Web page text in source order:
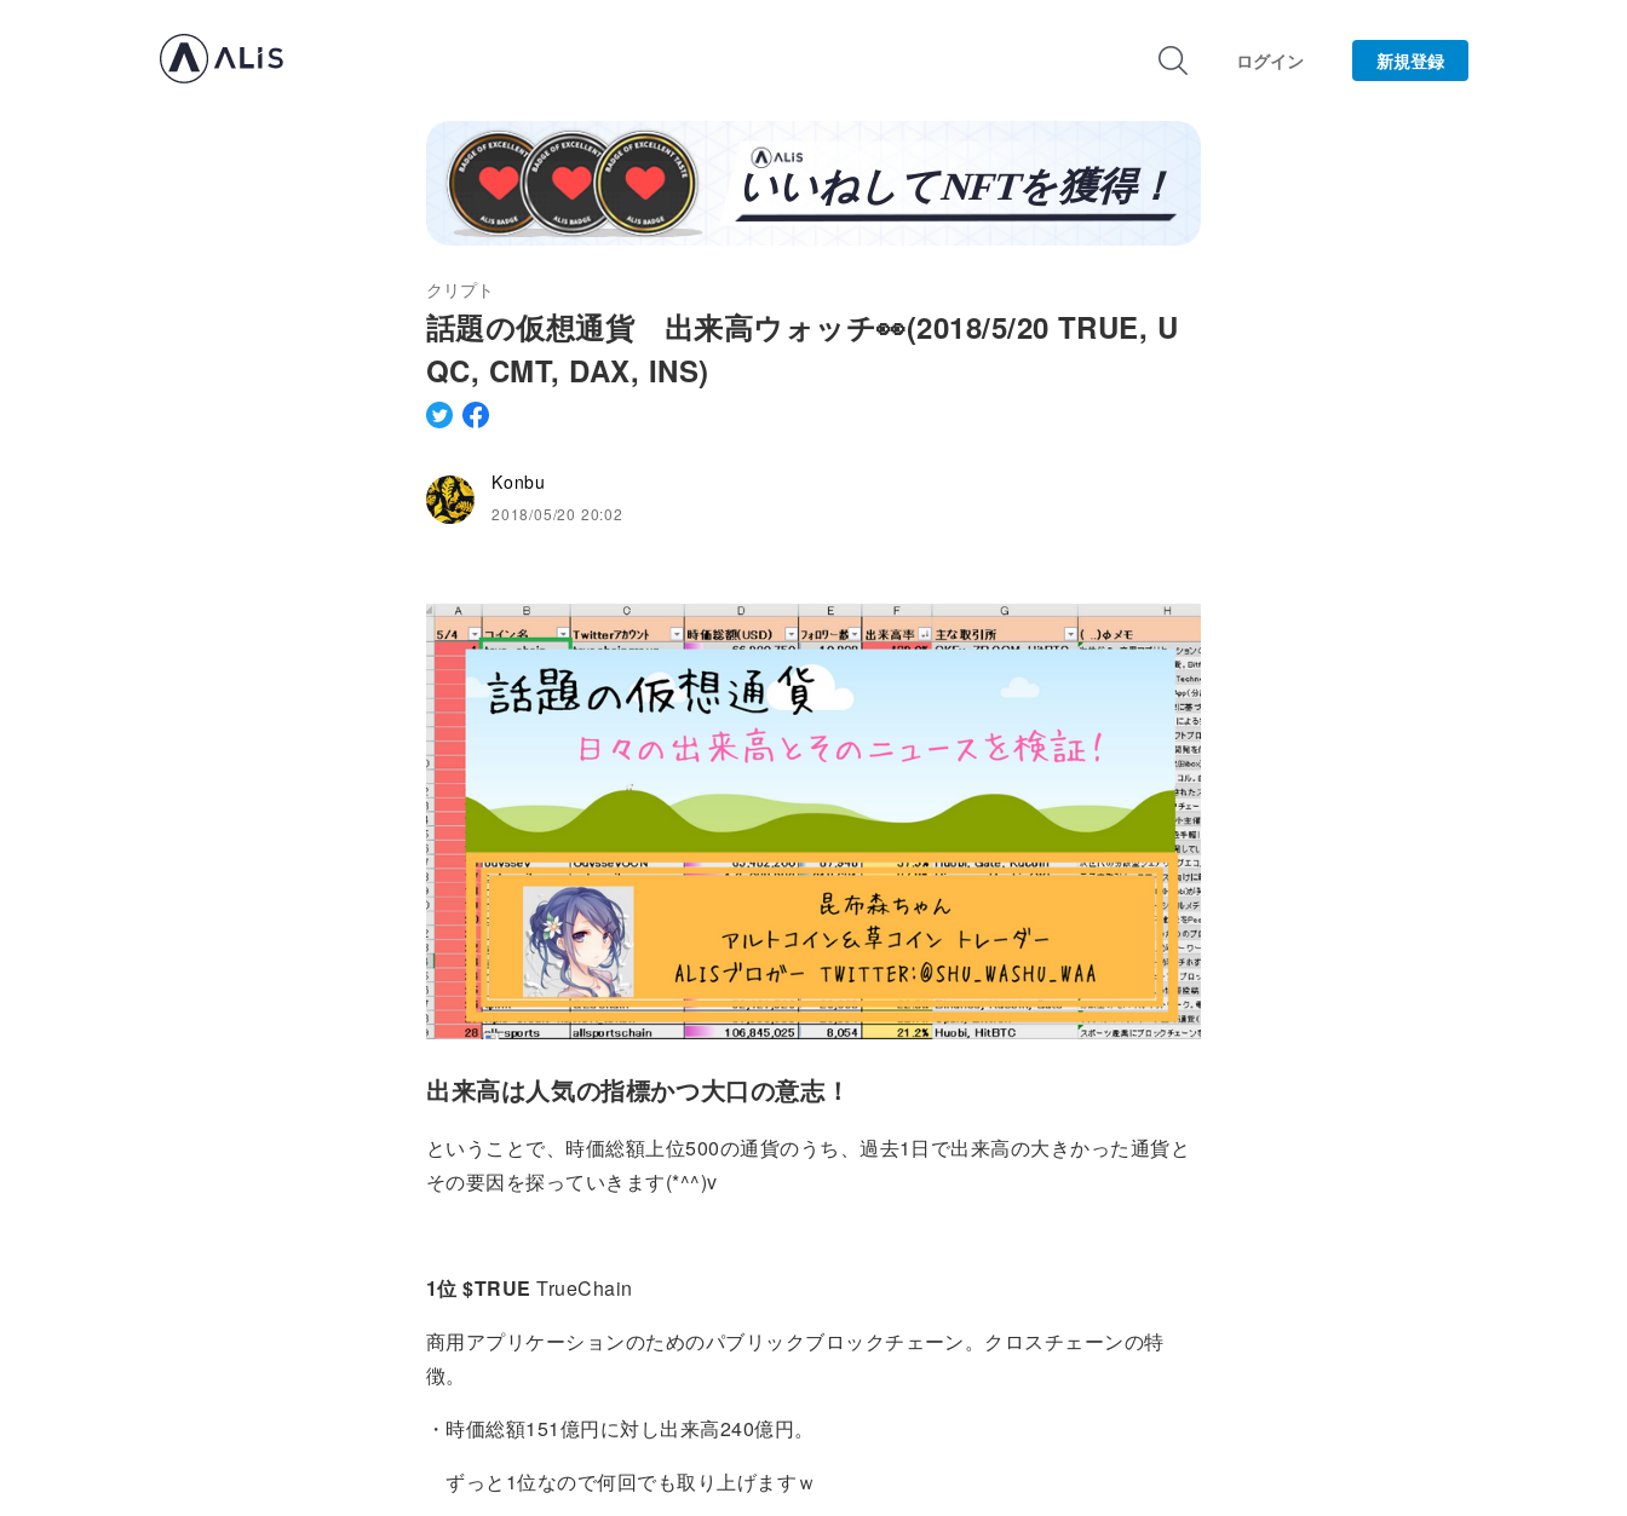
ログイン 新規登録
クリプト
話題の仮想通貨 出来高ウォッチ👀(2018/5/20 TRUE, U
QC, CMT, DAX, INS)
Konbu
2018/05/20 20:02
出来高は人気の指標かつ大口の意志！
ということで、時価総額上位500の通貨のうち、過去1日で出来高の大きかった通貨と
その要因を探っていきます(*^^)v
1位 $TRUE TrueChain
商用アプリケーションのためのパブリックブロックチェーン。クロスチェーンの特
徴。
・時価総額151億円に対し出来高240億円。
ずっと1位なので何回でも取り上げますｗ